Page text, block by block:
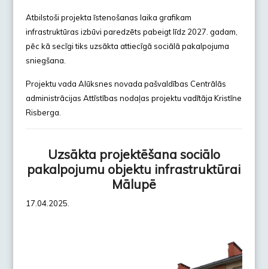
Atbilstoši projekta īstenošanas laika grafikam
infrastruktūras izbūvi paredzēts pabeigt līdz 2027. gadam,
pēc kā secīgi tiks uzsākta attiecīgā sociālā pakalpojuma
sniegšana.
Projektu vada Alūksnes novada pašvaldības Centrālās
administrācijas Attīstības nodaļas projektu vadītāja Kristīne
Risberga.
Uzsākta projektēšana sociālo
pakalpojumu objektu infrastruktūrai
Mālupē
17.04.2025.